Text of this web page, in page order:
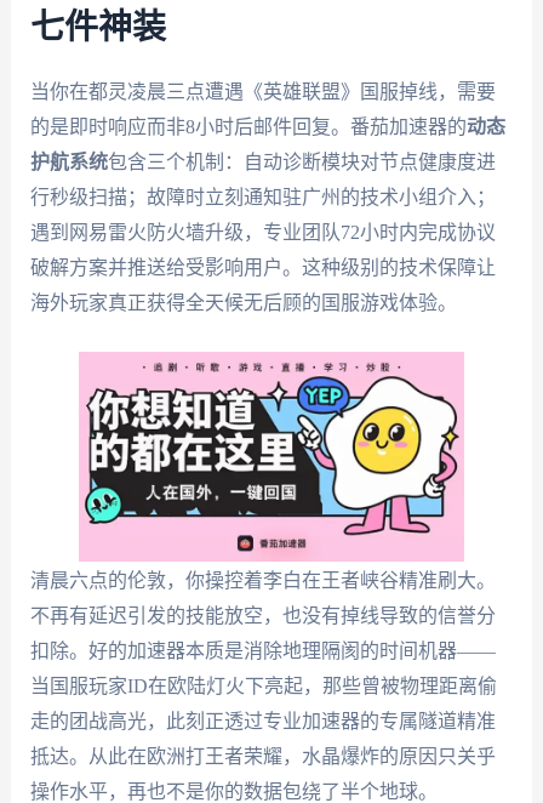
七件神装
当你在都灵凌晨三点遭遇《英雄联盟》国服掉线，需要
的是即时响应而非8小时后邮件回复。番茄加速器的动态
护航系统包含三个机制：自动诊断模块对节点健康度进
行秒级扫描；故障时立刻通知驻广州的技术小组介入；
遇到网易雷火防火墙升级，专业团队72小时内完成协议
破解方案并推送给受影响用户。这种级别的技术保障让
海外玩家真正获得全天候无后顾的国服游戏体验。
清晨六点的伦敦，你操控着李白在王者峡谷精准刷大。
不再有延迟引发的技能放空，也没有掉线导致的信誉分
扣除。好的加速器本质是消除地理隔阂的时间机器——
当国服玩家ID在欧陆灯火下亮起，那些曾被物理距离偷
走的团战高光，此刻正透过专业加速器的专属隧道精准
抵达。从此在欧洲打王者荣耀，水晶爆炸的原因只关乎
操作水平，再也不是你的数据包绕了半个地球。